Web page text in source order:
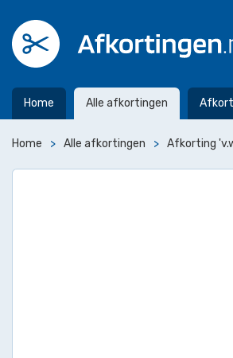
Home Alle afkortingen
Home Alle afkortingen Afkorting